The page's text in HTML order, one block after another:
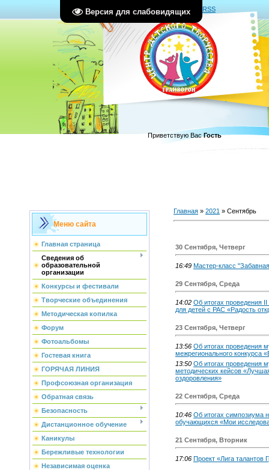
Версия для слабовидящих
Главная | Регистрация|Вход RSS
Приветствую Вас Гость
Меню сайта
Главная страница
Сведения об
образовательной
организации
Конкурсы и фестивали
Творческие объединения
Методическая копилка
Форум
Фотоальбомы
Гостевая книга
ГОРЯЧАЯ ЛИНИЯ
Профсоюзная организация
Обратная связь
Безопасность
Дистанционное обучение
Каникулы
Бережливые технологии
Независимая оценка
Главная » 2021 » Сентябрь
30 Сентября, Четверг
16:49 Мастер-класс
29 Сентября, Среда
14:02 Об итогах проведения
для детей с РАС «Радость
23 Сентября, Четверг
13:56 Об итогах проведения
межрегионального конкурса
13:50 Об итогах проведения
методических кейсов
оздоровления»
22 Сентября, Среда
10:46 Об итогах симпозиума
обучающихся «Мои
21 Сентября, Вторник
17:06 Проект «Лига талантов